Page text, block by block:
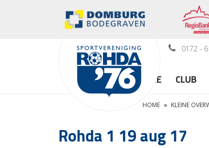
0172 -
HOME CLUB
HOME » KLEINE
Rohda 1 19 aug 17